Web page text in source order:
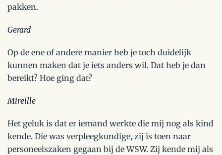
pakken.
Gerard
Op de ene of andere manier heb je toch duidelijk
kunnen maken dat je iets anders wil. Dat heb je dan
bereikt? Hoe ging dat?
Mireille
Het geluk is dat er iemand werkte die mij nog als kind
kende. Die was verpleegkundige, zij is toen naar
personeelszaken gegaan bij de WSW. Zij kende mij als